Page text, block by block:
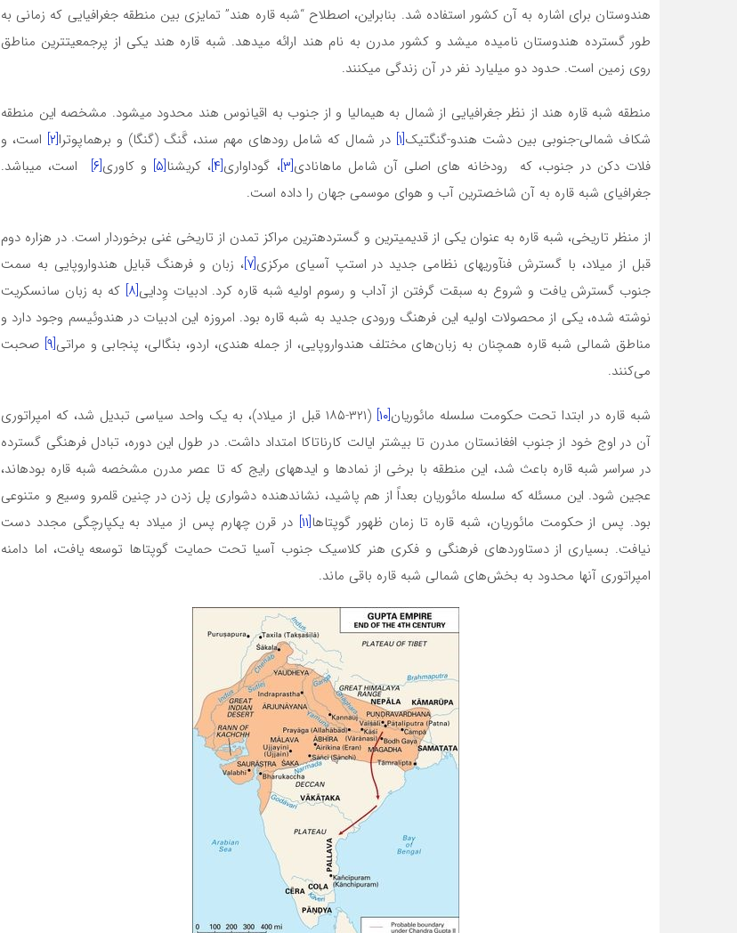
هندوستان برای اشاره به آن کشور استفاده شد. بنابراین، اصطلاح “شبه قاره هند” تمایزی بین منطقه جغرافیایی که زمانی به
طور گسترده هندوستان نامیده می­شد و کشور مدرن به نام هند ارائه می­دهد. شبه قاره هند یکی از پرجمعیت­ترین مناطق
روی زمین است. حدود دو میلیارد نفر در آن زندگی می­کنند.
منطقه شبه قاره هند از نظر جغرافیایی از شمال به هیمالیا و از جنوب به اقیانوس هند محدود می­شود. مشخصه این منطقه
شکاف شمالی-جنوبی بین دشت هندو-گنگتیک[۱] در شمال که شامل رودهای مهم سند، گَنگ (گنگا) و برهماپوترا[۲]
است، و
فلات دکن در جنوب، که رودخانه­ های اصلی آن شامل ماهانادی[۳] ، گوداواری[۴] ، کریشنا[۵] و کاوری[۶]
است، می­باشد.
جغرافیای شبه قاره به آن شاخص­ترین آب و هوای موسمی جهان را داده است.
از منظر تاریخی، شبه قاره به عنوان یکی از قدیمی­ترین و گسترده­ترین مراکز تمدن از تاریخی غنی برخوردار است. در هزاره دوم
قبل از میلاد، با گسترش فن­آوری­های نظامی جدید در استپ آسیای مرکزی[۷] ، زبان و فرهنگ قبایل هندواروپایی به سمت
جنوب گسترش یافت و شروع به سبقت گرفتن از آداب و رسوم اولیه شبه قاره کرد. ادبیات وِدایی[۸]
که به زبان سانسکریت
نوشته شده، یکی از محصولات اولیه این فرهنگ ورودی جدید به شبه قاره بود. امروزه این ادبیات در هندوئیسم وجود دارد و
مناطق شمالی شبه قاره همچنان به زبان‌های مختلف هندواروپایی، از جمله هندی، اردو، بنگالی، پنجابی و مراتی[۹]
صحبت
می‌کنند.
شبه قاره در ابتدا تحت حکومت سلسله مائوریان[۱۰]
(۳۲۱-۱۸۵ قبل از میلاد)، به یک واحد سیاسی تبدیل شد، که امپراتوری
آن در اوج خود از جنوب افغانستان مدرن تا بیشتر ایالت کارناتاکا امتداد داشت. در طول این دوره، تبادل فرهنگی گسترده
در سراسر شبه قاره باعث شد، این منطقه با برخی از نمادها و ایده­های رایج که تا عصر مدرن مشخصه شبه قاره بوده­اند،
عجین شود. این مسئله که سلسله مائوریان بعداً از هم پاشید، نشان­دهنده دشواری پل زدن در چنین قلمرو وسیع و متنوعی
بود. پس از حکومت مائوریان، شبه قاره تا زمان ظهور گوپتاها[۱۱]
در قرن چهارم پس از میلاد به یکپارچگی مجدد دست
نیافت. بسیاری از دستاوردهای فرهنگی و فکری هنر کلاسیک جنوب آسیا تحت حمایت گوپتاها توسعه یافت، اما دامنه
امپراتوری آن­ها محدود به بخش‌های شمالی شبه قاره باقی ماند.